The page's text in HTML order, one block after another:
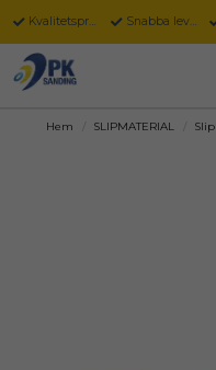
Kvalitetsprodukter Snabba leveranser
Hem SLIPMATERIAL